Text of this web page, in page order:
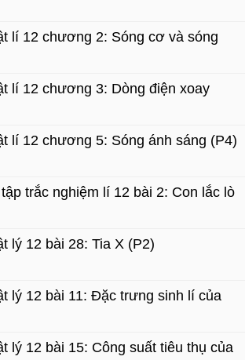
lí 12 chương 2: Sóng cơ và sóng
lí 12 chương 3: Dòng điện xoay
lí 12 chương 5: Sóng ánh sáng (P4)
trắc nghiệm lí 12 bài 2: Con lắc lò
lý 12 bài 28: Tia X (P2)
lý 12 bài 11: Đặc trưng sinh lí của
lý 12 bài 15: Công suất tiêu thụ của